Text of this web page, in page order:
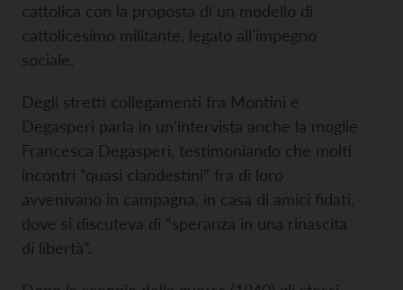
cattolica con la proposta di un modello di
cattolicesimo militante, legato all'impegno
sociale.
Degli stretti collegamenti fra Montini e
Degasperi parla in un'intervista anche la moglie
Francesca Degasperi, testimoniando che molti
incontri “quasi clandestini” fra di loro
avvenivano in campagna, in casa di amici fidati,
dove si discuteva di “speranza in una rinascita
di libertà”.